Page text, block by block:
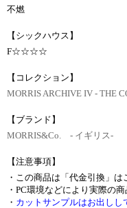
不燃
【シックハウス】
F☆☆☆☆
【コレクション】
MORRIS ARCHIVE IV ‐ THE
【ブランド】
MORRIS&Co. - イギリス-
【注意事項】
・この商品は「代金引換」は
・PC環境などにより実際の
・ カットサンプルはお出しし